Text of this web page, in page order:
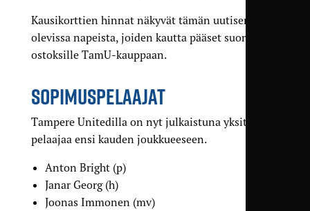
Kausikorttien hinnat näkyvät tämän uutisen alla
olevissa napeista, joiden kautta pääset suoraan
ostoksille TamU-kauppaan.
SOPIMUSPELAAJAT
Tampere Unitedilla on nyt julkaistuna yksitoista
pelaajaa ensi kauden joukkueeseen.
Anton Bright (p)
Janar Georg (h)
Joonas Immonen (mv)